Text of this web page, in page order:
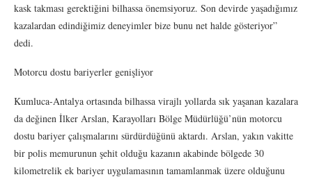
kask takması gerektiğini bilhassa önemsiyoruz. Son devirde yaşadığımız
kazalardan edindiğimiz deneyimler bize bunu net halde gösteriyor”
dedi.
Motorcu dostu bariyerler genişliyor
Kumluca-Antalya ortasında bilhassa virajlı yollarda sık yaşanan kazalara
da değinen İlker Arslan, Karayolları Bölge Müdürlüğü’nün motorcu
dostu bariyer çalışmalarını sürdürdüğünü aktardı. Arslan, yakın vakitte
bir polis memurunun şehit olduğu kazanın akabinde bölgede 30
kilometrelik ek bariyer uygulamasının tamamlanmak üzere olduğunu